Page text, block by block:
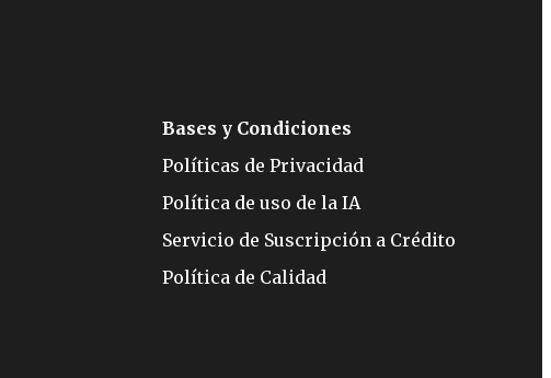
Bases y Condiciones
Políticas de Privacidad
Política de uso de la IA
Servicio de Suscripción a Crédito
Política de Calidad